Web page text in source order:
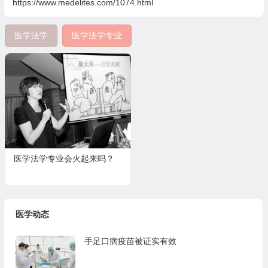
https://www.medelites.com/1074.html
医学法学 医学法学专业
医学法学专业会火起来吗？
医学动态
手足口病疫苗被证实有效